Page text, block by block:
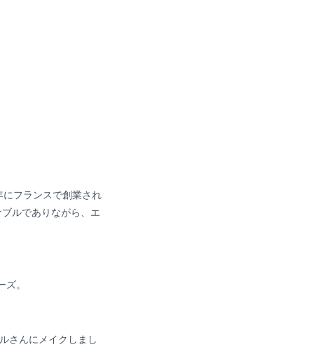
にフランスで創業され
ルでありながら、エ
。
さんにメイクしまし